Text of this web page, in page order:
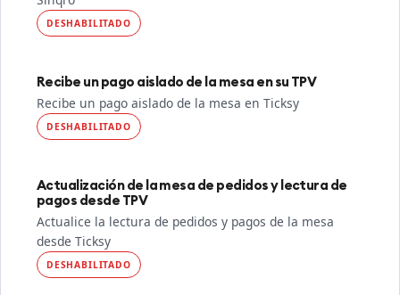
DESHABILITADO
Recibe un pago aislado de la mesa en su TPV
Recibe un pago aislado de la mesa en Ticksy
DESHABILITADO
Actualización de la mesa de pedidos y lectura de
pagos desde TPV
Actualice la lectura de pedidos y pagos de la mesa
desde Ticksy
DESHABILITADO